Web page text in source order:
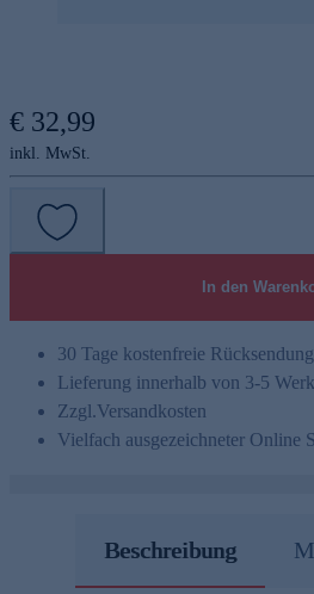
€ 32,99
inkl. MwSt.
In den
30 Tage kostenfreie Rücksendung
Lieferung innerhalb von 3-5
Zzgl.Versandkosten
Vielfach ausgezeichneter Online
Beschreibung